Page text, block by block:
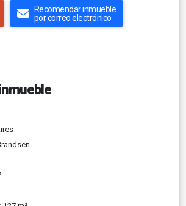
Recomendar inmueble
por correo electrónico